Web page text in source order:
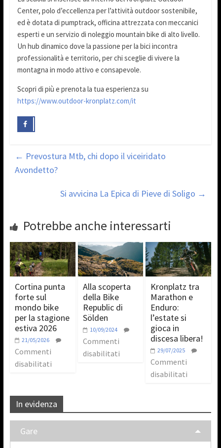
Center, polo d’eccellenza per l’attività outdoor sostenibile,
ed è dotata di pumptrack, officina attrezzata con meccanici
esperti e un servizio di noleggio mountain bike di alto livello.
Un hub dinamico dove la passione per la bici incontra
professionalità e territorio, per chi sceglie di vivere la
montagna in modo attivo e consapevole.
Scopri di più e prenota la tua esperienza su
https://www.outdoor-kronplatz.com/it
← Prevostura Mtb, chi dopo il viceiridato
Avondetto?
Si avvicina La Epica di Pieve di Soligo →
Potrebbe anche interessarti
Cortina punta
forte sul
mondo bike
per la stagione
estiva 2026
21/05/2026
Commenti
disabilitati
Alla scoperta
della Bike
Republic di
Sölden
10/09/2024
Commenti
disabilitati
Kronplatz tra
Marathon e
Enduro:
l’estate si
gioca in
discesa libera!
29/07/2025
Commenti
disabilitati
In evidenza
Gare